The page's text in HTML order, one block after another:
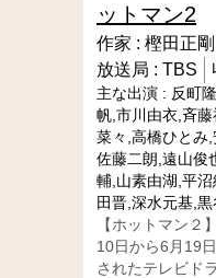
ットマン2
作家 : 樫田正剛
放送局 : TBS
主な出演 : 反町
帆,市川由衣,斉
菜々,高橋ひとみ
佐藤二朗,遠山俊
輔,山素由湖,平沼
田晋,深水元基,
【ホットマン２
10日から6月19
されたテレビド